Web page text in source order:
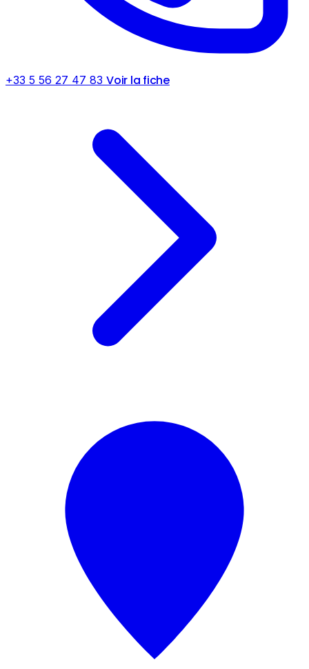
+33 5 56 27 47 83 Voir la fiche